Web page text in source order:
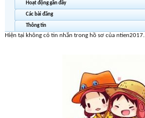
Hoạt động gần đây
Các bài đăng
Thông tin
Hiện tại không có tin nhắn trong hồ sơ của ntien2017.